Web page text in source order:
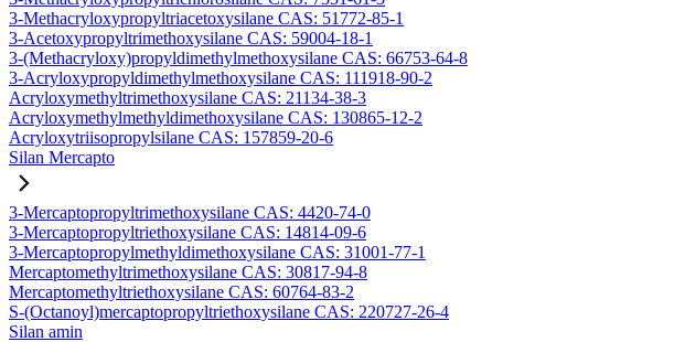
3-Methacryloxypropyltriacetoxysilane CAS: 51772-85-1
3-Acetoxypropyltrimethoxysilane CAS: 59004-18-1
3-(Methacryloxy)propyldimethylmethoxysilane CAS: 66753-64-8
3-Acryloxypropyldimethylmethoxysilane CAS: 111918-90-2
Acryloxymethyltrimethoxysilane CAS: 21134-38-3
Acryloxymethylmethyldimethoxysilane CAS: 130865-12-2
Acryloxytriisopropylsilane CAS: 157859-20-6
Silan Mercapto
3-Mercaptopropyltrimethoxysilane CAS: 4420-74-0
3-Mercaptopropyltriethoxysilane CAS: 14814-09-6
3-Mercaptopropylmethyldimethoxysilane CAS: 31001-77-1
Mercaptomethyltrimethoxysilane CAS: 30817-94-8
Mercaptomethyltriethoxysilane CAS: 60764-83-2
S-(Octanoyl)mercaptopropyltriethoxysilane CAS: 220727-26-4
Silan amin